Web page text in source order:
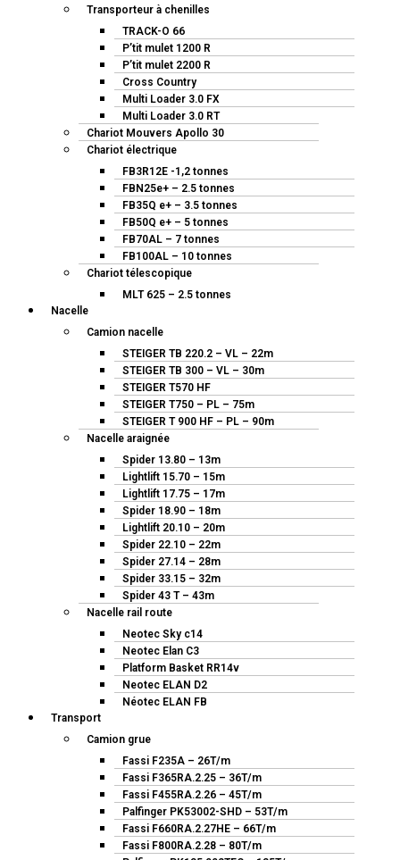
Transporteur à chenilles
TRACK-O 66
P’tit mulet 1200 R
P’tit mulet 2200 R
Cross Country
Multi Loader 3.0 FX
Multi Loader 3.0 RT
Chariot Mouvers Apollo 30
Chariot électrique
FB3R12E -1,2 tonnes
FBN25e+ – 2.5 tonnes
FB35Q e+ – 3.5 tonnes
FB50Q e+ – 5 tonnes
FB70AL – 7 tonnes
FB100AL – 10 tonnes
Chariot télescopique
MLT 625 – 2.5 tonnes
Nacelle
Camion nacelle
STEIGER TB 220.2 – VL – 22m
STEIGER TB 300 – VL – 30m
STEIGER T570 HF
STEIGER T750 – PL – 75m
STEIGER T 900 HF – PL – 90m
Nacelle araignée
Spider 13.80 – 13m
Lightlift 15.70 – 15m
Lightlift 17.75 – 17m
Spider 18.90 – 18m
Lightlift 20.10 – 20m
Spider 22.10 – 22m
Spider 27.14 – 28m
Spider 33.15 – 32m
Spider 43 T – 43m
Nacelle rail route
Neotec Sky c14
Neotec Elan C3
Platform Basket RR14v
Neotec ELAN D2
Néotec ELAN FB
Transport
Camion grue
Fassi F235A – 26T/m
Fassi F365RA.2.25 – 36T/m
Fassi F455RA.2.26 – 45T/m
Palfinger PK53002-SHD – 53T/m
Fassi F660RA.2.27HE – 66T/m
Fassi F800RA.2.28 – 80T/m